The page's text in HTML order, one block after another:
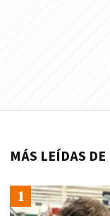
MÁS LEÍDAS